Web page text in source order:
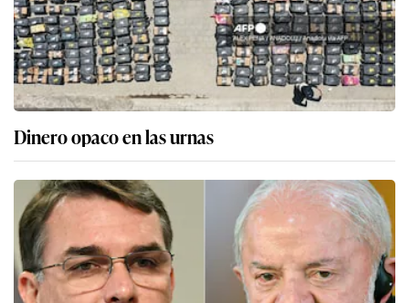
Dinero opaco en las urnas